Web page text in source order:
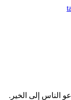
الناس إلى الخير.